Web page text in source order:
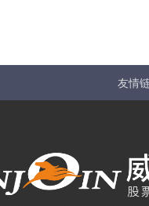
友情